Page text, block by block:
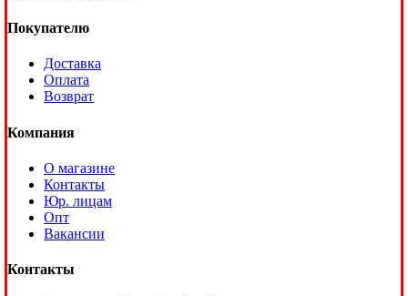
Покупателю
Доставка
Оплата
Возврат
Компания
О магазине
Контакты
Юр. лицам
Опт
Вакансии
Контакты